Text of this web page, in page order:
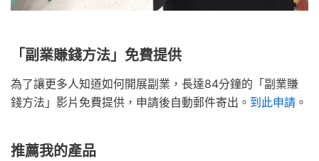
「副業賺錢方法」免費提供
為了讓更多人知道如何開展副業，長達84分鐘的「副業賺
錢方法」影片免費提供，申請後自動郵件寄出。 到此申請 。
推薦我的產品